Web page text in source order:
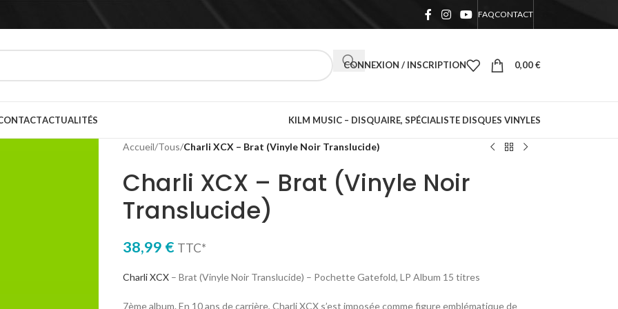
FAQCONTACT
CONNEXION / INSCRIPTION 0,00€
ACTUALITÉS KILM MUSIC – DISQUAIRE, SPÉCIALISTE DISQUES VINYLES
Accueil/Tous/Charli XCX – Brat (Vinyle Noir Translucide)
Charli XCX – Brat (Vinyle Noir
Translucide)
38,99 € TTC*
Charli XCX– Brat (Vinyle Noir Translucide) – Pochette Gatefold, LP Album 15 titres
7ème album. En 10 ans de carrière, Charli XCX s’est imposée comme figure emblématique de